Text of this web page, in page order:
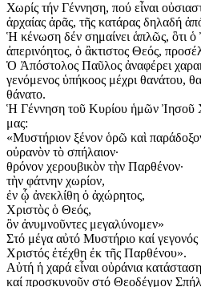
Χωρίς τήν Γέννηση, πού εἶναι
ἀρχαίας ἀρᾶς, τῆς κατάρας δηλαδή
Ἡ κένωση δέν σημαίνει ἁπλῶς, ὃτι ὁ
ἀπερινόητος, ὁ ἂκτιστος Θεός,
Ὁ Ἀπόστολος Παῦλος ἀναφέρει
γενόμενος ὑπήκοος μέχρι θανάτου,
θάνατο.
Ἡ Γέννηση τοῦ Κυρίου ἡμῶν Ἰησοῦ
μας:
«Μυστήριον ξένον ὁρῶ καὶ
οὐρανὸν τὸ σπήλαιον·
θρόνον χερουβικὸν τὴν Παρθένον·
τὴν φάτνην χωρίον,
ἐν ᾧ ἀνεκλίθη ὁ ἀχώρητος,
Χριστὸς ὁ Θεός,
ὃν ἀνυμνοῦντες μεγαλύνομεν»
Στό μέγα αὐτό Μυστήριο καί
Χριστός ἐτέχθη ἐκ τῆς Παρθένου».
Αὐτή ἡ χαρά εἶναι οὐράνια
καί προσκυνοῦν στό Θεοδέγμον